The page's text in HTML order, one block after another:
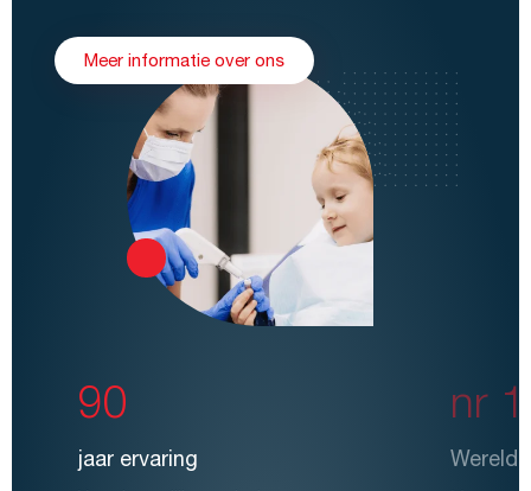
Meer informatie over ons
90
jaar ervaring
nr 1